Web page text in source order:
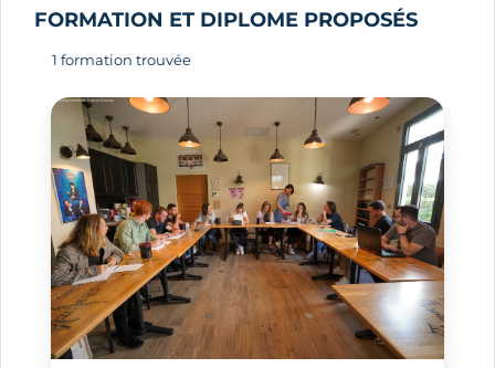
FORMATION ET DIPLOME PROPOSÉS
1 formation trouvée